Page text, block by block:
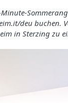
deu buchen.
in Sterzing zu